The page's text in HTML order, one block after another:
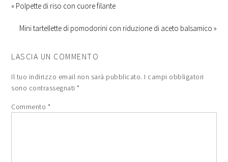
« Polpette di riso con cuore filante
Mini tartellette di pomodorini con riduzione di aceto balsamico »
LASCIA UN COMMENTO
Il tuo indirizzo email non sarà pubblicato. I campi obbligatori
sono contrassegnati*
Commento *